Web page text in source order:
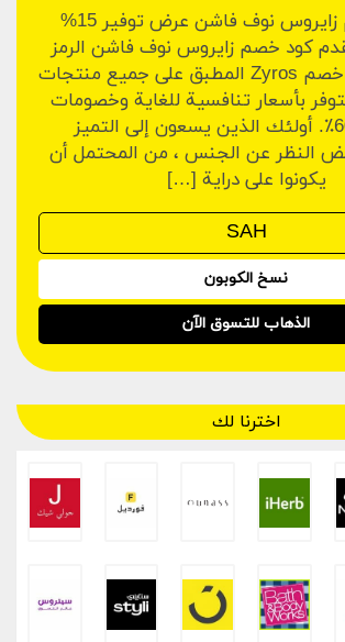
قسيمة خصم زايروس نوف فاشن عرض توفير 15%
كود خصم زايروس نوف فاشن الرمز
(SAH) أو رمز خصم Zyros المطبق على جميع منتجات
بأسعار تنافسية للغاية وخصومات
تصل إلى 60٪. أولئك الذين يسعون إلى التميز
النظر عن الجنس ، من المحتمل أن
يكونوا على دراية […]
نسخ الكوبون
الذهاب للتسوق الآن
اخترنا لك